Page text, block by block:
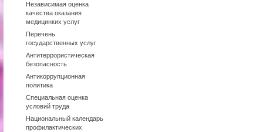
Независимая оценка
качества оказания
медицинких услуг
Перечень
государственных услуг
Антитеррористическая
безопасность
Антикоррупционная
политика
Специальная оценка
условий труда
Национальный календарь
профилактических